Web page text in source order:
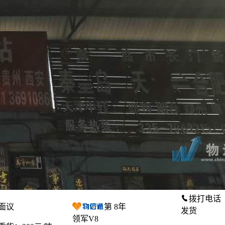
议 第 8年
领军V8
拨打电话
发货